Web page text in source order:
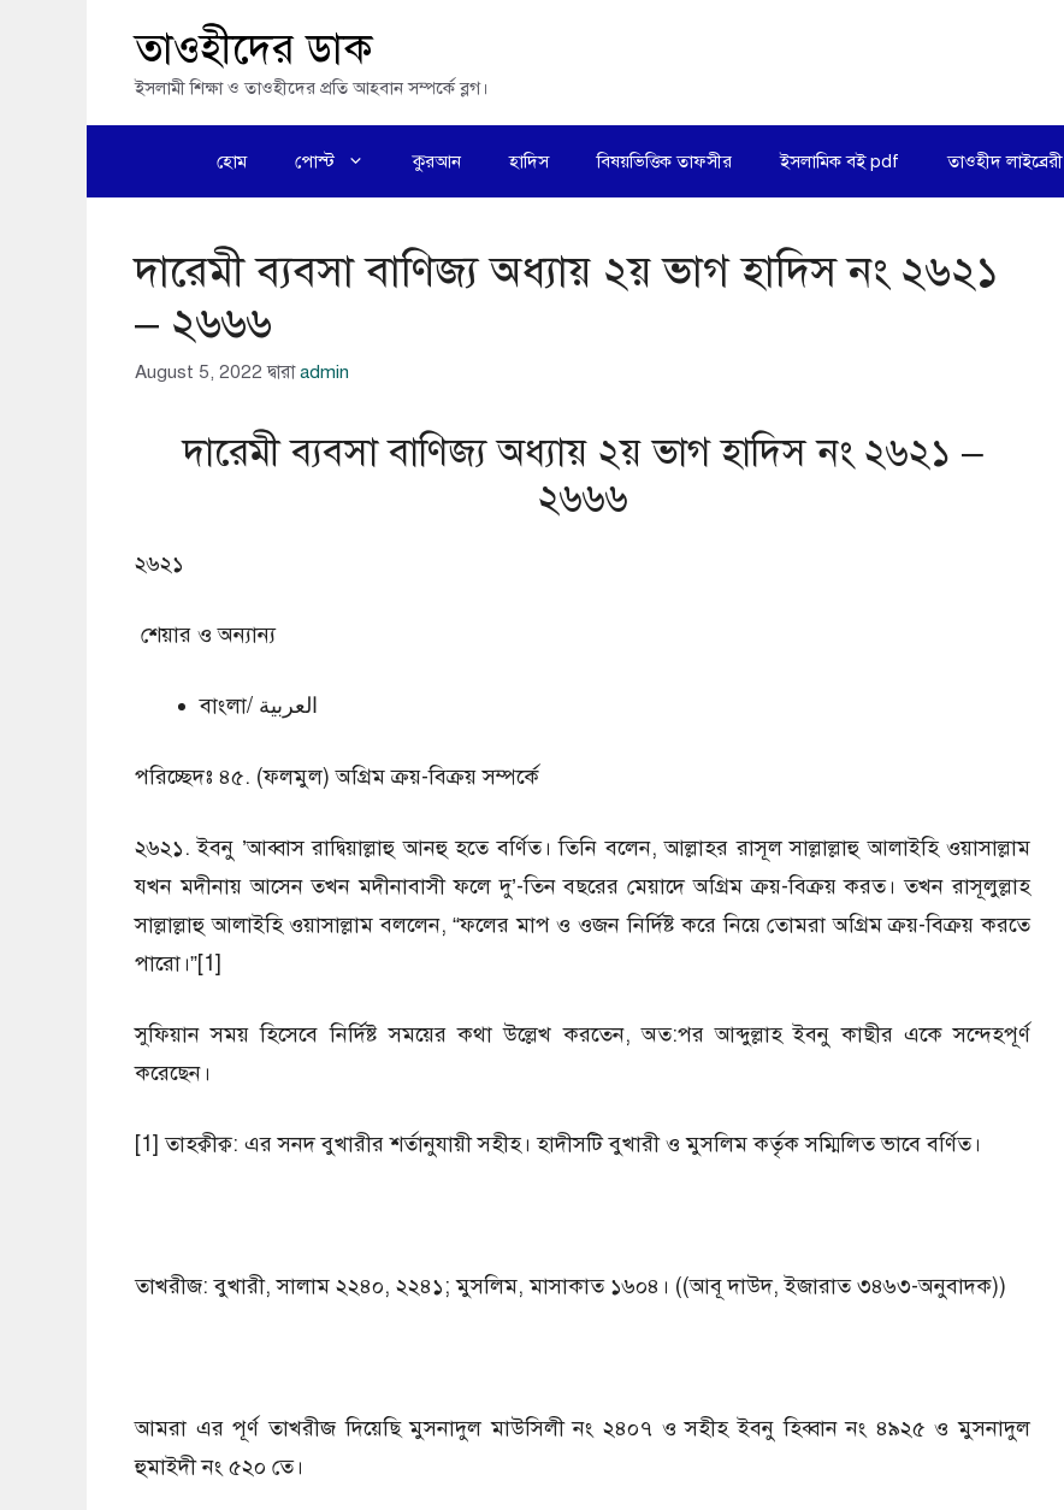
তাওহীদের ডাক
ইসলামী শিক্ষা ও তাওহীদের প্রতি আহবান সম্পর্কে ব্লগ।
হোম পোস্ট কুরআন হাদিস বিষয়ভিত্তিক তাফসীর ইসলামিক বই pdf তাওহীদ লাইব্রেরী
দারেমী ব্যবসা বাণিজ্য অধ্যায় ২য় ভাগ হাদিস নং ২৬২১
– ২৬৬৬
August 5, 2022 দ্বারাadmin
দারেমী ব্যবসা বাণিজ্য অধ্যায় ২য় ভাগ হাদিস নং ২৬২১ –
২৬৬৬
২৬২১
শেয়ার ও অন্যান্য
বাংলা/ العربية
পরিচ্ছেদঃ ৪৫. (ফলমুল) অগ্রিম ক্রয়-বিক্রয় সম্পর্কে
২৬২১. ইবনু ’আব্বাস রাদ্বিয়াল্লাহু আনহু হতে বর্ণিত। তিনি বলেন, আল্লাহর রাসূল সাল্লাল্লাহু আলাইহি ওয়াসাল্লাম
যখন মদীনায় আসেন তখন মদীনাবাসী ফলে দু’-তিন বছরের মেয়াদে অগ্রিম ক্রয়-বিক্রয় করত। তখন রাসূলুল্লাহ
সাল্লাল্লাহু আলাইহি ওয়াসাল্লাম বললেন, “ফলের মাপ ও ওজন নির্দিষ্ট করে নিয়ে তোমরা অগ্রিম ক্রয়-বিক্রয় করতে
পারো।”[1]
সুফিয়ান সময় হিসেবে নির্দিষ্ট সময়ের কথা উল্লেখ করতেন, অত:পর আব্দুল্লাহ ইবনু কাছীর একে সন্দেহপূর্ণ
করেছেন।
[1] তাহক্বীক্ব: এর সনদ বুখারীর শর্তানুযায়ী সহীহ। হাদীসটি বুখারী ও মুসলিম কর্তৃক সম্মিলিত ভাবে বর্ণিত।
তাখরীজ: বুখারী, সালাম ২২৪০, ২২৪১; মুসলিম, মাসাকাত ১৬০৪। ((আবূ দাউদ, ইজারাত ৩৪৬৩-অনুবাদক))
আমরা এর পূর্ণ তাখরীজ দিয়েছি মুসনাদুল মাউসিলী নং ২৪০৭ ও সহীহ ইবনু হিব্বান নং ৪৯২৫ ও মুসনাদুল
হুমাইদী নং ৫২০ তে।